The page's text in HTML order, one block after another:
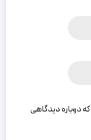
دوباره دیدگاهی